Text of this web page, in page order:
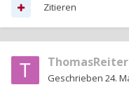
Zitieren
ThomasReiter
Geschrieben 24.